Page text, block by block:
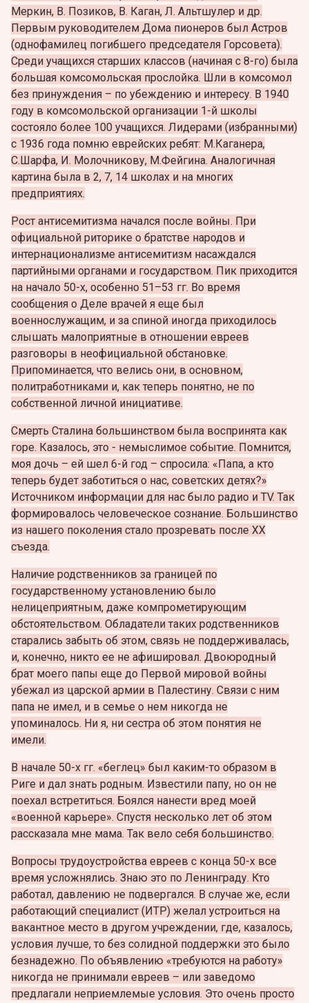
Меркин, В. Позиков, В. Каган, Л. Альтшулер и др.
Первым руководителем Дома пионеров был Астров
(однофамилец погибшего председателя Горсовета).
Среди учащихся старших классов (начиная с 8-го) была
большая комсомольская прослойка. Шли в комсомол
без принуждения – по убеждению и интересу. В 1940
году в комсомольской организации 1-й школы
состояло более 100 учащихся. Лидерами (избранными)
с 1936 года помню еврейских ребят: М.Каганера,
С.Шарфа, И. Молочникову, М.Фейгина. Аналогичная
картина была в 2, 7, 14 школах и на многих
предприятиях.
Рост антисемитизма начался после войны. При
официальной риторике о братстве народов и
интернационализме антисемитизм насаждался
партийными органами и государством. Пик приходится
на начало 50-х, особенно 51–53 гг. Во время
сообщения о Деле врачей я еще был
военнослужащим, и за спиной иногда приходилось
слышать малоприятные в отношении евреев
разговоры в неофициальной обстановке.
Припоминается, что велись они, в основном,
политработниками и, как теперь понятно, не по
собственной личной инициативе.
Смерть Сталина большинством была воспринята как
горе. Казалось, это - немыслимое событие. Помнится,
моя дочь – ей шел 6-й год – спросила: «Папа, а кто
теперь будет заботиться о нас, советских детях?»
Источником информации для нас было радио и ТV. Так
формировалось человеческое сознание. Большинство
из нашего поколения стало прозревать после ХХ
съезда.
Наличие родственников за границей по
государственному установлению было
нелицеприятным, даже компрометирующим
обстоятельством. Обладатели таких родственников
старались забыть об этом, связь не поддерживалась,
и, конечно, никто ее не афишировал. Двоюродный
брат моего папы еще до Первой мировой войны
убежал из царской армии в Палестину. Связи с ним
папа не имел, и в семье о нем никогда не
упоминалось. Ни я, ни сестра об этом понятия не
имели.
В начале 50-х гг. «беглец» был каким-то образом в
Риге и дал знать родным. Известили папу, но он не
поехал встретиться. Боялся нанести вред моей
«военной карьере». Спустя несколько лет об этом
рассказала мне мама. Так вело себя большинство.
Вопросы трудоустройства евреев с конца 50-х все
время усложнялись. Знаю это по Ленинграду. Кто
работал, давлению не подвергался. В случае же, если
работающий специалист (ИТР) желал устроиться на
вакантное место в другом учреждении, где, казалось,
условия лучше, то без солидной поддержки это было
безнадежно. По объявлению «требуются на работу»
никогда не принимали евреев – или заведомо
предлагали неприемлемые условия. Это очень просто